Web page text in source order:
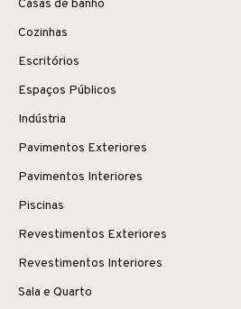
Casas de banho
Cozinhas
Escritórios
Espaços Públicos
Indústria
Pavimentos Exteriores
Pavimentos Interiores
Piscinas
Revestimentos Exteriores
Revestimentos Interiores
Sala e Quarto